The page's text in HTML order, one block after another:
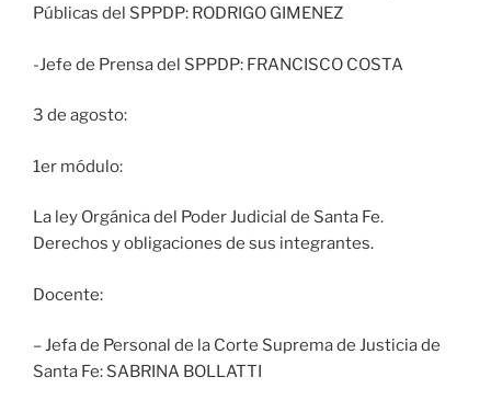
Públicas del SPPDP: RODRIGO GIMENEZ
-Jefe de Prensa del SPPDP: FRANCISCO COSTA
3 de agosto:
1er módulo:
La ley Orgánica del Poder Judicial de Santa Fe.
Derechos y obligaciones de sus integrantes.
Docente:
– Jefa de Personal de la Corte Suprema de Justicia de
Santa Fe: SABRINA BOLLATTI